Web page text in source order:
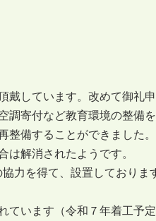
しています。改めて御礼申
寄付など教育環境の整備
整備することができました
解消されたようです。
力を得て、設置しておりま
います（令和７年着工予定